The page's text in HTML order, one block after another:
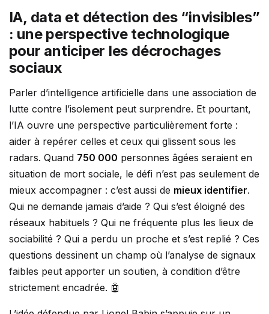
IA, data et détection des “invisibles”
: une perspective technologique
pour anticiper les décrochages
sociaux
Parler d’intelligence artificielle dans une association de
lutte contre l’isolement peut surprendre. Et pourtant,
l’IA ouvre une perspective particulièrement forte :
aider à repérer celles et ceux qui glissent sous les
radars. Quand 750 000 personnes âgées seraient en
situation de mort sociale, le défi n’est pas seulement de
mieux accompagner : c’est aussi de mieux identifier.
Qui ne demande jamais d’aide ? Qui s’est éloigné des
réseaux habituels ? Qui ne fréquente plus les lieux de
sociabilité ? Qui a perdu un proche et s’est replié ? Ces
questions dessinent un champ où l’analyse de signaux
faibles peut apporter un soutien, à condition d’être
strictement encadrée. 🤖